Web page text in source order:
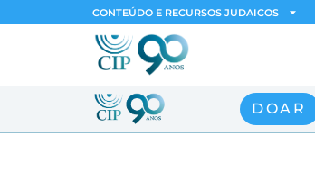
CONTEÚDO E RECURSOS JUDAICOS
DOAR